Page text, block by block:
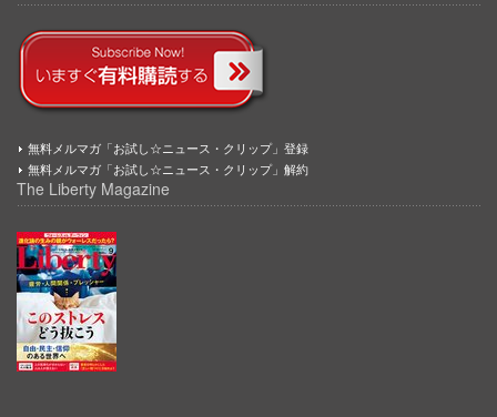
無料メルマガ「お試し☆ニュース・クリップ」登録
無料メルマガ「お試し☆ニュース・クリップ」解約
The Liberty Magazine